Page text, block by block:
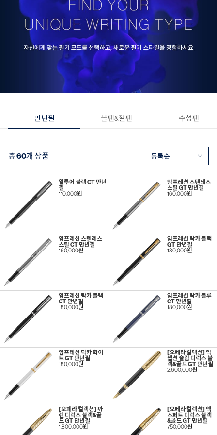
만년필 볼펜&젤펜 수성펜
총60개 상품
얼루어 블랙 CT 만년
필
110,000원
임프레션 스텐레스
스틸 GT 만년필
160,000원
임프레션 스텐레스
스틸 CT 만년필
160,000원
임프레션 락카 블랙
GT 만년필
180,000원
임프레션 락카 블랙
CT 만년필
180,000원
임프레션 락카 블루
CT 만년필
180,000원
임프레션 락카 화이
트 GT 만년필
180,000원
[오페라 컬렉션] 익
셉션 슬림 디럭스 블
랙&골드 GT 만년필
2,600,000원
[오페라 컬렉션] 까
렌 디럭스 블랙&골
드 GT 만년필
1,800,000원
[오페라 컬렉션] 엑
스퍼트 디럭스 블랙
&골드 GT 만년필
750,000원